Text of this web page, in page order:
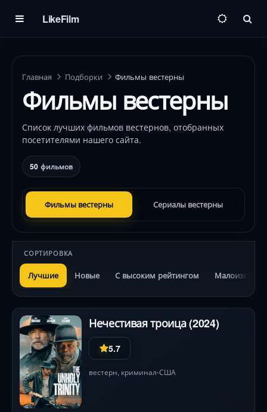
LikeFilm
Главная Подборки Фильмы вестерны
Фильмы вестерны
Список лучших фильмов вестернов, отобранных
посетителями нашего сайта.
50 фильмов
Фильмы вестерны Сериалы вестерны
СОРТИРОВКА
Лучшие Новые С высоким рейтингом
Нечестивая троица (2024)
5.7
вестерн, криминал•США